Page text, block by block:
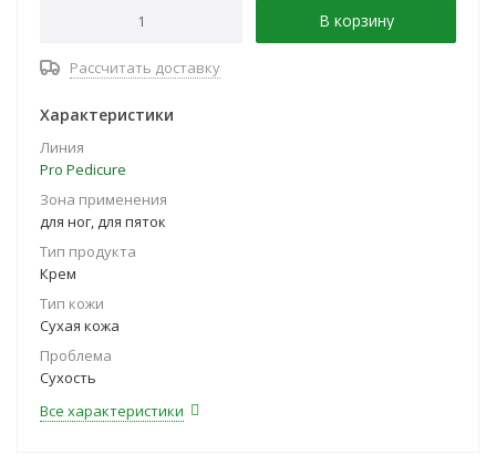
В корзину
Рассчитать доставку
Характеристики
Линия
Pro Pedicure
Зона применения
для ног, для пяток
Тип продукта
Крем
Тип кожи
Сухая кожа
Проблема
Сухость
Все характеристики